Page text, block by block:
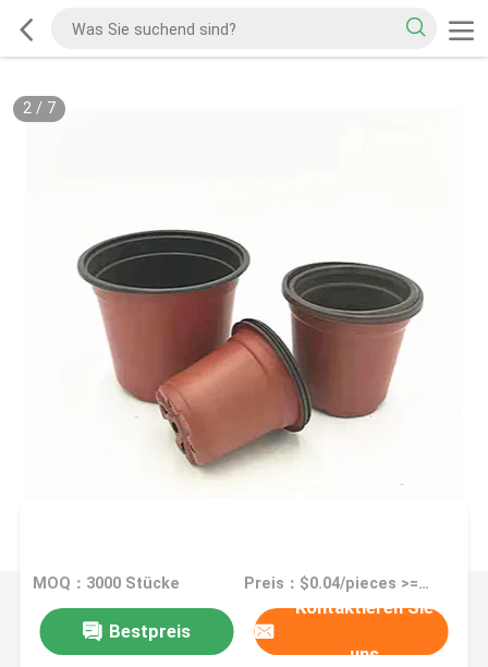
2/ 7
MOQ：3000 Stücke Preis：$0.04/pieces >=3000 pieces
Bestpreis
Kontaktieren Sie
uns